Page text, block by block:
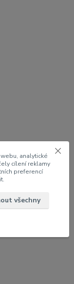
analytické
cílení reklamy
preferencí
všechny